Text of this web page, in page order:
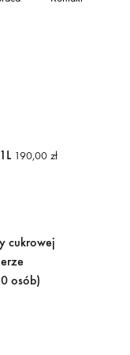
190,00 zł
cukrowej
osób)